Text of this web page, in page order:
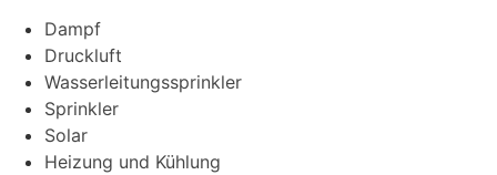
Dampf
Druckluft
Wasserleitungssprinkler
Sprinkler
Solar
Heizung und Kühlung